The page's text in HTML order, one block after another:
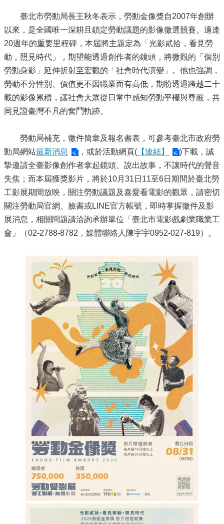
臺北市勞動局長王秋冬表示，勞動金像獎自2007年創辦
以來，是全國唯一深耕且鎖定勞動議題的影像徵選競賽。適逢
20週年的重要里程碑，本屆將主題定為「光影貳拾，看見勞
動，照見時代」，期望能透過創作者的鏡頭，將微觀的「個別
勞動身影」延伸折射至宏觀的「社會時代演變」。他也強調，
勞動不分性別、價值更不因職業而有高低，期盼透過跨越二十
載的影像累積，讓社會大眾從日常中感知勞動平權與尊嚴，共
同見證臺灣不凡的奮鬥軌跡。
勞動局補充，徵件簡章及報名書表，可參考臺北市政府勞
動局網站最新消息 ，或於活動網頁( 【連結】
)下載，誠
摯邀請全臺影像創作者拿起鏡頭、說出故事，不讓時代的聲音
失焦；而本屆獲獎影片，將於10月31日11至6日期間於臺北勞
工影展期間放映，關注勞動議題及喜愛看電影的觀眾，請密切
關注勞動局官網、臉書或LINE官方帳號，即時掌握徵件及影
展消息，相關問題請洽詢承辦單位「臺北市電影戲劇業職業工
會」（02-2788-8782，媒體聯絡人陳宇宇0952-027-819）。